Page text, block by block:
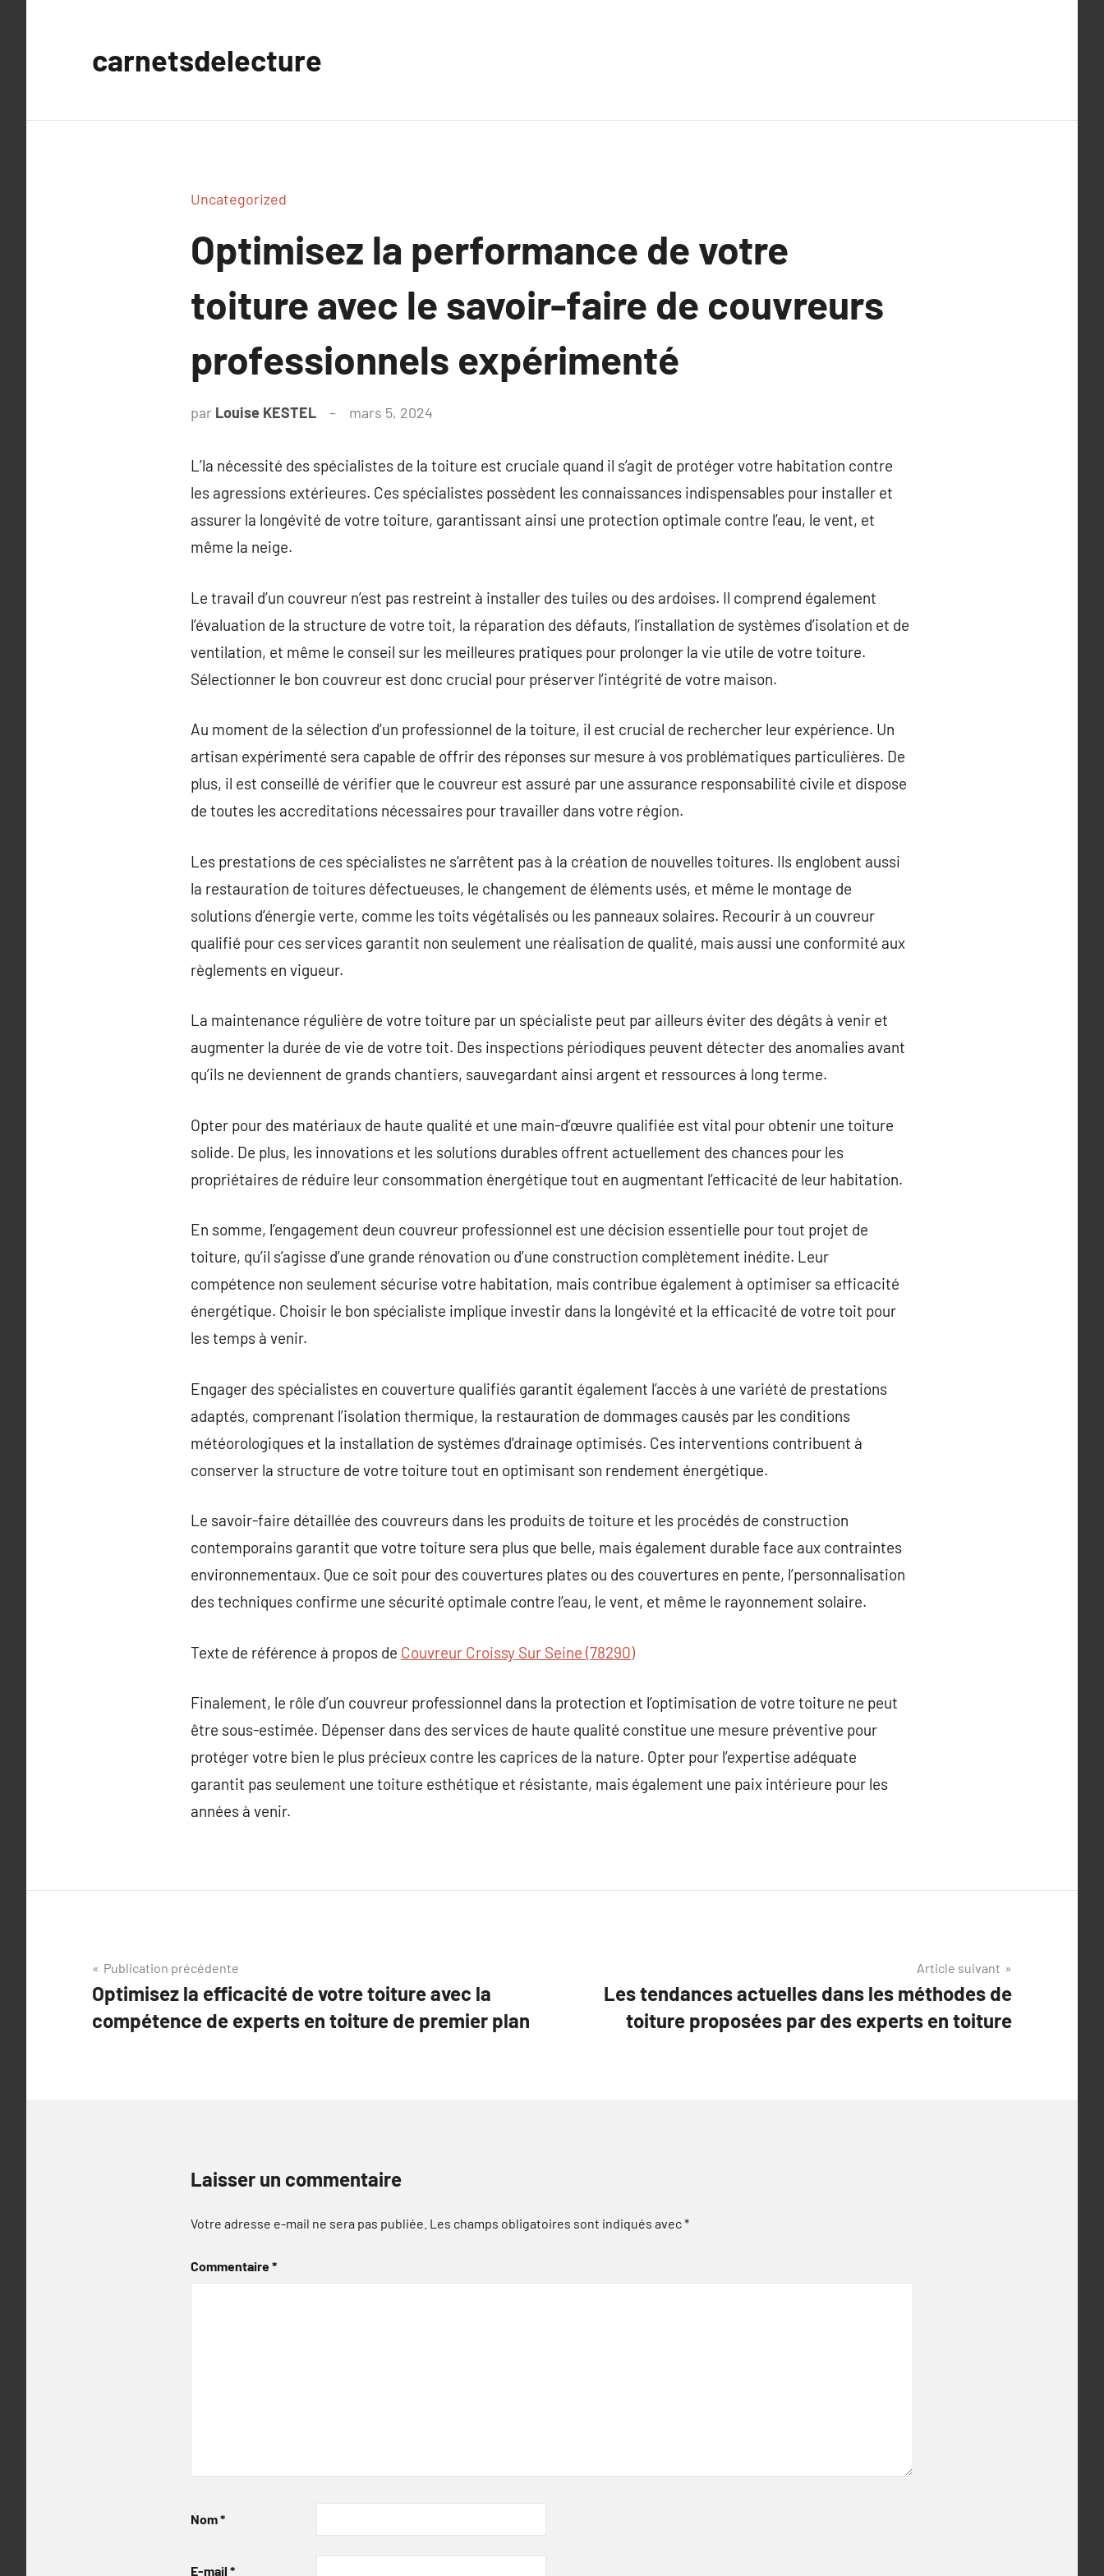
carnetsdelecture
Uncategorized
Optimisez la performance de votre
toiture avec le savoir-faire de couvreurs
professionnels expérimenté
par Louise KESTEL mars 5, 2024
L’la nécessité des spécialistes de la toiture est cruciale quand il s’agit de protéger votre habitation contre
les agressions extérieures. Ces spécialistes possèdent les connaissances indispensables pour installer et
assurer la longévité de votre toiture, garantissant ainsi une protection optimale contre l’eau, le vent, et
même la neige.
Le travail d’un couvreur n’est pas restreint à installer des tuiles ou des ardoises. Il comprend également
l’évaluation de la structure de votre toit, la réparation des défauts, l’installation de systèmes d’isolation et de
ventilation, et même le conseil sur les meilleures pratiques pour prolonger la vie utile de votre toiture.
Sélectionner le bon couvreur est donc crucial pour préserver l’intégrité de votre maison.
Au moment de la sélection d’un professionnel de la toiture, il est crucial de rechercher leur expérience. Un
artisan expérimenté sera capable de offrir des réponses sur mesure à vos problématiques particulières. De
plus, il est conseillé de vérifier que le couvreur est assuré par une assurance responsabilité civile et dispose
de toutes les accreditations nécessaires pour travailler dans votre région.
Les prestations de ces spécialistes ne s’arrêtent pas à la création de nouvelles toitures. Ils englobent aussi
la restauration de toitures défectueuses, le changement de éléments usés, et même le montage de
solutions d’énergie verte, comme les toits végétalisés ou les panneaux solaires. Recourir à un couvreur
qualifié pour ces services garantit non seulement une réalisation de qualité, mais aussi une conformité aux
règlements en vigueur.
La maintenance régulière de votre toiture par un spécialiste peut par ailleurs éviter des dégâts à venir et
augmenter la durée de vie de votre toit. Des inspections périodiques peuvent détecter des anomalies avant
qu’ils ne deviennent de grands chantiers, sauvegardant ainsi argent et ressources à long terme.
Opter pour des matériaux de haute qualité et une main-d’œuvre qualifiée est vital pour obtenir une toiture
solide. De plus, les innovations et les solutions durables offrent actuellement des chances pour les
propriétaires de réduire leur consommation énergétique tout en augmentant l’efficacité de leur habitation.
En somme, l’engagement deun couvreur professionnel est une décision essentielle pour tout projet de
toiture, qu’il s’agisse d’une grande rénovation ou d’une construction complètement inédite. Leur
compétence non seulement sécurise votre habitation, mais contribue également à optimiser sa efficacité
énergétique. Choisir le bon spécialiste implique investir dans la longévité et la efficacité de votre toit pour
les temps à venir.
Engager des spécialistes en couverture qualifiés garantit également l’accès à une variété de prestations
adaptés, comprenant l’isolation thermique, la restauration de dommages causés par les conditions
météorologiques et la installation de systèmes d’drainage optimisés. Ces interventions contribuent à
conserver la structure de votre toiture tout en optimisant son rendement énergétique.
Le savoir-faire détaillée des couvreurs dans les produits de toiture et les procédés de construction
contemporains garantit que votre toiture sera plus que belle, mais également durable face aux contraintes
environnementaux. Que ce soit pour des couvertures plates ou des couvertures en pente, l’personnalisation
des techniques confirme une sécurité optimale contre l’eau, le vent, et même le rayonnement solaire.
Texte de référence à propos de Couvreur Croissy Sur Seine (78290)
Finalement, le rôle d’un couvreur professionnel dans la protection et l’optimisation de votre toiture ne peut
être sous-estimée. Dépenser dans des services de haute qualité constitue une mesure préventive pour
protéger votre bien le plus précieux contre les caprices de la nature. Opter pour l’expertise adéquate
garantit pas seulement une toiture esthétique et résistante, mais également une paix intérieure pour les
années à venir.
Navigation
de
l’article
Publication précédente
Optimisez la efficacité de votre toiture avec la
compétence de experts en toiture de premier plan
Article suivant
Les tendances actuelles dans les méthodes de
toiture proposées par des experts en toiture
Laisser un commentaire
Votre adresse e-mail ne sera pas publiée. Les champs obligatoires sont indiqués avec*
Commentaire*
Nom*
E-mail *